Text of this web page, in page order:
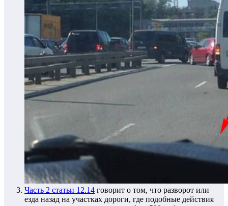
Часть 2 статьи 12.14 говорит о том, что разворот или
езда назад на участках дороги, где подобные действия